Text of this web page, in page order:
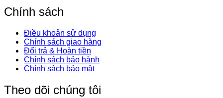
Chính sách
Điều khoản sử dụng
Chính sách giao hàng
Đổi trả & Hoàn tiền
Chính sách bảo hành
Chính sách bảo mật
Theo dõi chúng tôi